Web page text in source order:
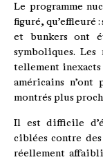
Le programme
figuré, qu’effleuré
et bunkers ont
symboliques.
tellement inexacts
américains
montrés plus
Il est difficile
ciblées contre
réellement